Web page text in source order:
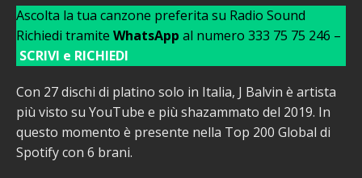
Ascolta la tua canzone preferita su Radio Sound
Richiedi tramite WhatsApp al numero 333 75 75 246 –
SCRIVI e RICHIEDI
Con 27 dischi di platino solo in Italia, J Balvin è artista
più visto su YouTube e più shazammato del 2019. In
questo momento è presente nella Top 200 Global di
Spotify con 6 brani.